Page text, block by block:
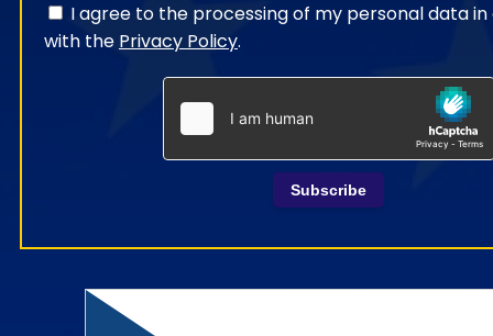
I agree to the processing of my personal data
with the Privacy Policy.
Subscribe